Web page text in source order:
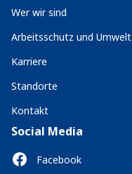
Wer wir sind
Arbeitsschutz und Umwelt
Karriere
Standorte
Kontakt
Social Media
Facebook